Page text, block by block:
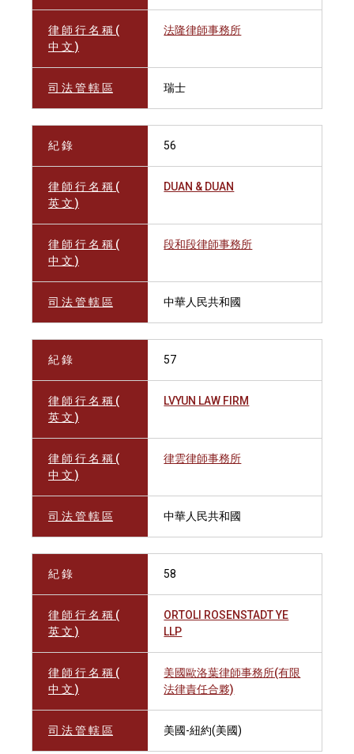
律 師 行 名 稱 (
中 文 )
法隆律師事務所
司 法 管 轄 區 瑞士
紀 錄 56
律 師 行 名 稱 (
英 文 )
DUAN & DUAN
律 師 行 名 稱 (
中 文 )
段和段律師事務所
司 法 管 轄 區 中華人民共和國
紀 錄 57
律 師 行 名 稱 (
英 文 )
LVYUN LAW FIRM
律 師 行 名 稱 (
中 文 )
律雲律師事務所
司 法 管 轄 區 中華人民共和國
紀 錄 58
律 師 行 名 稱 (
英 文 )
ORTOLI ROSENSTADT YE
LLP
律 師 行 名 稱 (
中 文 )
美國歐洛葉律師事務所(有限
法律責任合夥)
司 法 管 轄 區 美國-紐約(美國)